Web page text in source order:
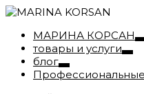
МАРИНА КОРСАН
товары и услуги
блог